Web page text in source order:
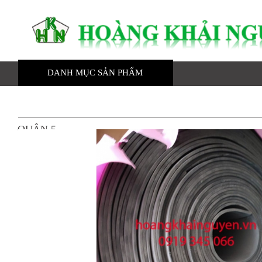
DANH MỤC SẢN PHẨM
Nhựa kỹ thuật
QUẬN 5